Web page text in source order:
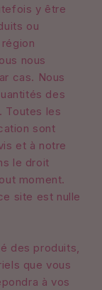
y être
ou
nous
cas. Nous
des
Toutes les
sont
et à notre
le droit
moment.
site est nulle
des produits,
que vous
à vos